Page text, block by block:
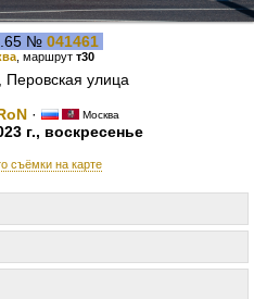
№ 041461
, маршрут т30
Перовская улица
· Москва
г., воскресенье
съёмки на карте